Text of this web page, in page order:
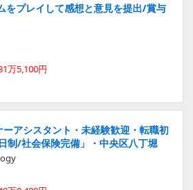
をプレイして感想と意見を提出/賞与
万5,100円
アシスタント・未経験歓迎・転職初
制/社会保険完備」・中央区八丁堀